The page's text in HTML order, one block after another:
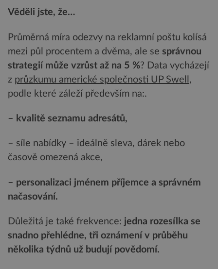
Věděli jste, že…
Průměrná míra odezvy na reklamní poštu kolísá
mezi půl procentem a dvěma, ale se správnou
strategií může vzrůst až na 5 %? Data vycházejí
z průzkumu americké společnosti UP Swell ,
podle které záleží především na:.
– kvalitě seznamu adresátů,
– síle nabídky – ideálně sleva, dárek nebo
časově omezená akce,
– personalizaci jménem příjemce a správném
načasování.
Důležitá je také frekvence: jedna rozesílka se
snadno přehlédne, tři oznámení v průběhu
několika týdnů už budují povědomí.